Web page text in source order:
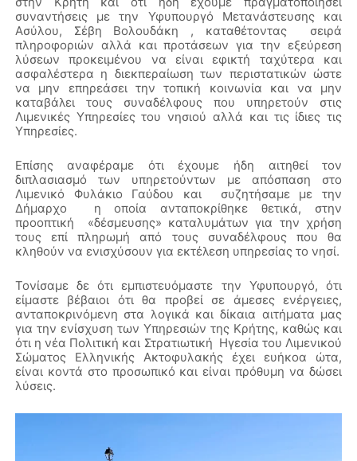
συναντήσεις με την Υφυπουργό Μετανάστευσης και
Ασύλου, Σέβη Βολουδάκη , καταθέτοντας σειρά
πληροφοριών αλλά και προτάσεων για την εξεύρεση
λύσεων προκειμένου να είναι εφικτή ταχύτερα και
ασφαλέστερα η διεκπεραίωση των περιστατικών ώστε
να μην επηρεάσει την τοπική κοινωνία και να μην
καταβάλει τους συναδέλφους που υπηρετούν στις
Λιμενικές Υπηρεσίες του νησιού αλλά και τις ίδιες τις
Υπηρεσίες.
Επίσης αναφέραμε ότι έχουμε ήδη αιτηθεί τον
διπλασιασμό των υπηρετούντων με απόσπαση στο
Λιμενικό Φυλάκιο Γαύδου και συζητήσαμε με την
Δήμαρχο η οποία ανταποκρίθηκε θετικά, στην
προοπτική «δέσμευσης» καταλυμάτων για την χρήση
τους επί πληρωμή από τους συναδέλφους που θα
κληθούν να ενισχύσουν για εκτέλεση υπηρεσίας το νησί.
Τονίσαμε δε ότι εμπιστευόμαστε την Υφυπουργό, ότι
είμαστε βέβαιοι ότι θα προβεί σε άμεσες ενέργειες,
ανταποκρινόμενη στα λογικά και δίκαια αιτήματα μας
για την ενίσχυση των Υπηρεσιών της Κρήτης, καθώς και
ότι η νέα Πολιτική και Στρατιωτική Ηγεσία του Λιμενικού
Σώματος Ελληνικής Ακτοφυλακής έχει ευήκοα ώτα,
είναι κοντά στο προσωπικό και είναι πρόθυμη να δώσει
λύσεις.